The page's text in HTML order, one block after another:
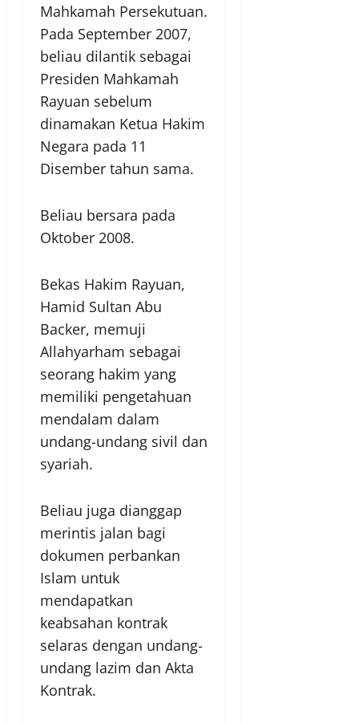
Mahkamah Persekutuan.
Pada September 2007,
beliau dilantik sebagai
Presiden Mahkamah
Rayuan sebelum
dinamakan Ketua Hakim
Negara pada 11
Disember tahun sama.
Beliau bersara pada
Oktober 2008.
Bekas Hakim Rayuan,
Hamid Sultan Abu
Backer, memuji
Allahyarham sebagai
seorang hakim yang
memiliki pengetahuan
mendalam dalam
undang-undang sivil dan
syariah.
Beliau juga dianggap
merintis jalan bagi
dokumen perbankan
Islam untuk
mendapatkan
keabsahan kontrak
selaras dengan undang-
undang lazim dan Akta
Kontrak.